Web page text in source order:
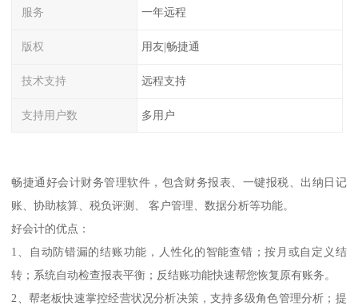
服务 一年远程
版权 用友|畅捷通
技术支持 远程支持
支持用户数 多用户
畅捷通好会计财务管理软件，包含财务报表、一键报税、出纳日记
账、协助核算、税负评测、 客户管理、数据分析等功能。
好会计的优点：
1、自动防错漏的结账功能，人性化的智能查错；按月或自定义结
转；系统自动检查报表平衡；反结账功能快速帮您恢复原有账务。
2、帮老板快速掌控经营状况分析决策，支持多级角色管理分析；提